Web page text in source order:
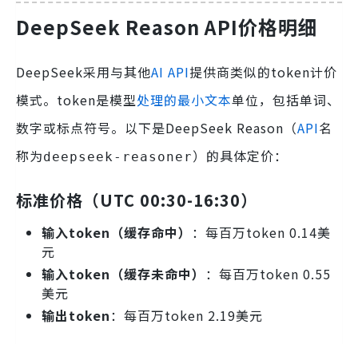
DeepSeek Reason API价格明细
DeepSeek采用与其他AI API提供商类似的token计价
模式。token是模型处理的最小文本单位，包括单词、
数字或标点符号。以下是DeepSeek Reason（API名
称为deepseek-reasoner）的具体定价：
标准价格（UTC 00:30-16:30）
输入token（缓存命中） ：每百万token 0.14美
元
输入token（缓存未命中） ：每百万token 0.55
美元
输出token：每百万token 2.19美元